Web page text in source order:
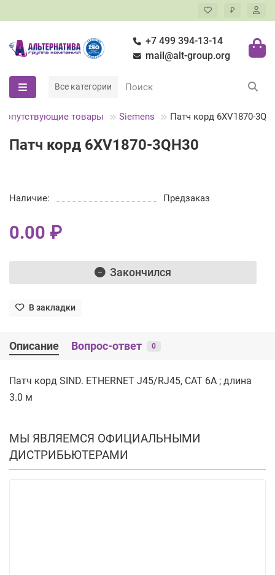
₽
+7 499 394-13-14
mail@alt-group.org
Все категории
Сопутствующие товары Siemens Патч корд 6XV1870-
Патч корд 6XV1870-3QH30
Наличие: Предзаказ
0.00 ₽
Закончился
В закладки
Описание Вопрос-ответ 0
Патч корд SIND. ETHERNET J45/RJ45, CAT 6A ; длина
3.0 м
МЫ ЯВЛЯЕМСЯ ОФИЦИАЛЬНЫМИ
ДИСТРИБЬЮТЕРАМИ